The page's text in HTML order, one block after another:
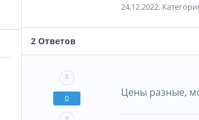
24.12.2022.
2 Ответов
0 Цены разные,